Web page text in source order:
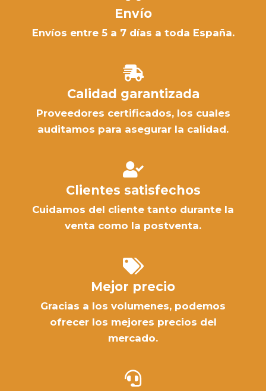
Envío
Envíos entre 5 a 7 días a toda España.
Calidad garantizada
Proveedores certificados, los cuales
auditamos para asegurar la calidad.
Clientes satisfechos
Cuidamos del cliente tanto durante la
venta como la postventa.
Mejor precio
Gracias a los volumenes, podemos
ofrecer los mejores precios del
mercado.